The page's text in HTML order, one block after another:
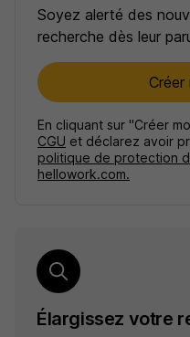
Soyez alerté des
recherche dès leur
En cliquant sur "Créer
CGU et déclarez avoir
politique de protection
hellowork.com.
Élargissez votre